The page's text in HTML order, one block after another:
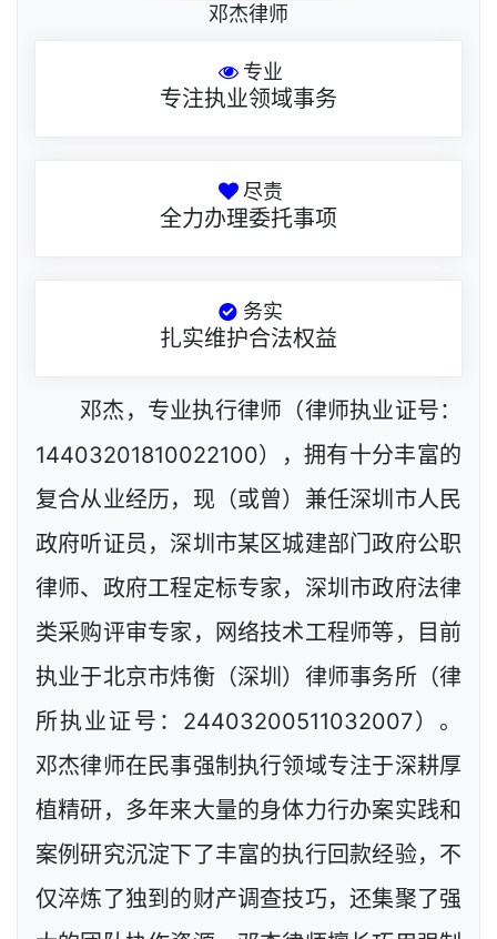
邓杰律师
专业
专注执业领域事务
尽责
全力办理委托事项
务实
扎实维护合法权益
邓杰，专业执行律师（律师执业证号：
14403201810022100），拥有十分丰富的
复合从业经历，现（或曾）兼任深圳市人民
政府听证员，深圳市某区城建部门政府公职
律师、政府工程定标专家，深圳市政府法律
类采购评审专家，网络技术工程师等，目前
执业于北京市炜衡（深圳）律师事务所（律
所执业证号：24403200511032007）。
邓杰律师在民事强制执行领域专注于深耕厚
植精研，多年来大量的身体力行办案实践和
案例研究沉淀下了丰富的执行回款经验，不
仅淬炼了独到的财产调查技巧，还集聚了强